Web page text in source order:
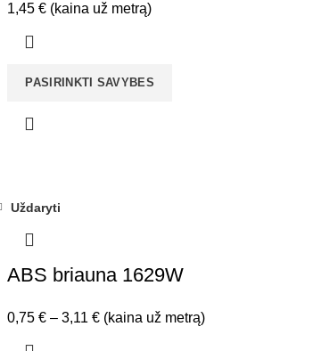
1,45€ (kaina už metrą)
PASIRINKTI SAVYBES
Uždaryti
ABS briauna 1629W
0,75€ – 3,11€Price
(kaina už metrą)